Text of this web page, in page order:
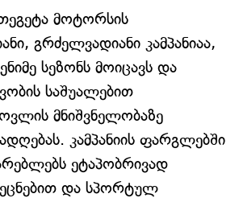
მოტორსის
გრძელვადიანი კამპანიაა,
სეზონს მოიცავს და
საშუალებით
მნიშვნელობაზე
კამპანიის ფარგლებში
ეტაპობრივად
და სპორტულ